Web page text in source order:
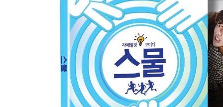
- 놈. 놈. 놈 (10:00) / 캐릭터 메이킹
- 숨길 것 없는 스물 (18:40) / 제작 메이킹
-그들의 스물 (05:09) ‘ 배우와 감독님의 스무살 이
- 담지 못한 장면 (10:34) / 삭제 장면
* 모두 보기
S#19. 치호 샤워씬
S#27. 바닷가에서의 대화
S#43. 은혜 챙겨주는 치호